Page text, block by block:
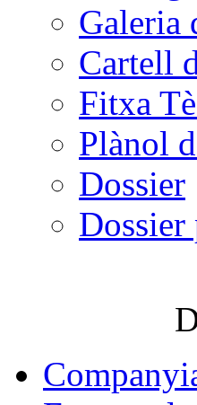
Galeria
Cartell
Fitxa
Plànol
Dossier
Dossier